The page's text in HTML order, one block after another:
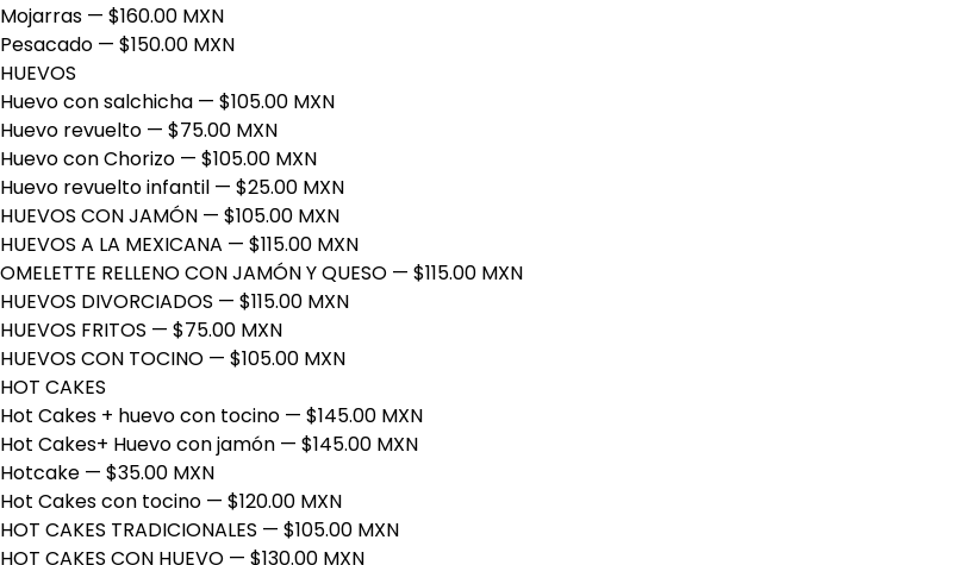
Mojarras — $160.00 MXN
Pesacado — $150.00 MXN
HUEVOS
Huevo con salchicha — $105.00 MXN
Huevo revuelto — $75.00 MXN
Huevo con Chorizo — $105.00 MXN
Huevo revuelto infantil — $25.00 MXN
HUEVOS CON JAMÓN — $105.00 MXN
HUEVOS A LA MEXICANA — $115.00 MXN
OMELETTE RELLENO CON JAMÓN Y QUESO — $115.00 MXN
HUEVOS DIVORCIADOS — $115.00 MXN
HUEVOS FRITOS — $75.00 MXN
HUEVOS CON TOCINO — $105.00 MXN
HOT CAKES
Hot Cakes + huevo con tocino — $145.00 MXN
Hot Cakes+ Huevo con jamón — $145.00 MXN
Hotcake — $35.00 MXN
Hot Cakes con tocino — $120.00 MXN
HOT CAKES TRADICIONALES — $105.00 MXN
HOT CAKES CON HUEVO — $130.00 MXN